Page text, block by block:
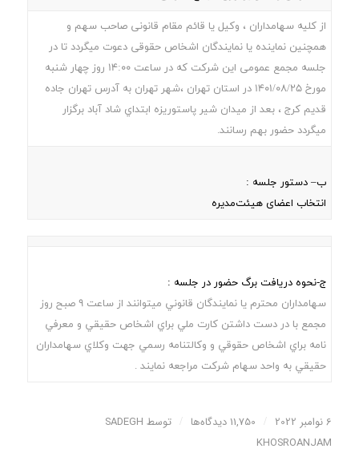
از کلیه سهامداران ، وکیل یا قائم مقام قانونی صاحب سهم و
همچنین نماینده یا نمایندگان اشخاص حقوقی دعوت میگردد تا در
جلسه مجمع عمومی این شرکت که در ساعت 14:00 روز چهار شنبه
مورخ 1401/08/25 در استان تهران ،شهر تهران به آدرس تهران جاده
قديم کرج ، بعد از ميدان شير پاستوريزه ابتداي شاد آباد برگزار
میگردد حضور بهم رسانند.
ب– دستور جلسه :
انتخاب اعضای هیئت‌مدیره
ج-نحوه دریافت برگ حضور در جلسه :
سهامداران محترم يا نمايندگان قانوني ميتوانند از ساعت 9 صبح روز
مجمع با در دست داشتن کارت ملي براي اشخاص حقيقي و معرفي
نامه براي اشخاص حقوقي و وکالتنامه رسمي جهت وکلاي سهامداران
حقيقي به واحد سهام شرکت مراجعه نمايند .
6 نوامبر 2022 11,750 دیدگاه‌ها توسط SADEGH
KHOSROANJAM